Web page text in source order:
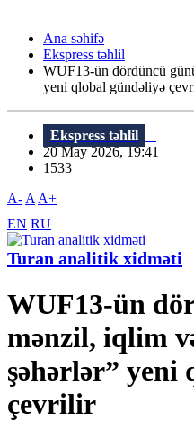
Ana səhifə
Ekspress təhlil
WUF13-ün dördüncü
yeni qlobal gündəliyə
Ekspress təhlil
20 May 2026, 19:41
1533
A- A A+
EN RU
Turan analitik xidməti
WUF13-ün
mənzil, iqlim
şəhərlər” yeni
çevrilir